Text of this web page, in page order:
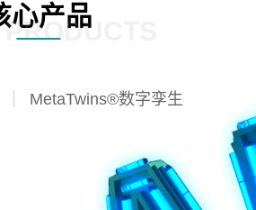
心产品
PRODUCTS
MetaTwins®数字孪生